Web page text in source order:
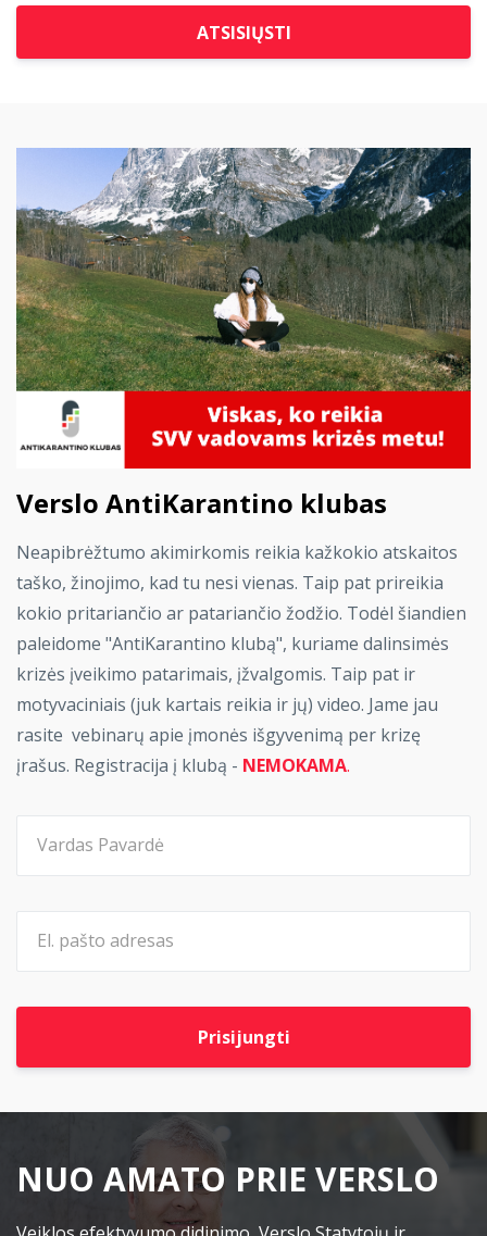
ATSISIŲSTI
Verslo AntiKarantino klubas
Neapibrėžtumo akimirkomis reikia kažkokio atskaitos
taško, žinojimo, kad tu nesi vienas. Taip pat prireikia
kokio pritariančio ar patariančio žodžio. Todėl šiandien
paleidome "AntiKarantino klubą", kuriame dalinsimės
krizės įveikimo patarimais, įžvalgomis. Taip pat ir
motyvaciniais (juk kartais reikia ir jų) video. Jame jau
rasite vebinarų apie įmonės išgyvenimą per krizę
įrašus. Registracija į klubą - NEMOKAMA.
Prisijungti
NUO AMATO PRIE VERSLO